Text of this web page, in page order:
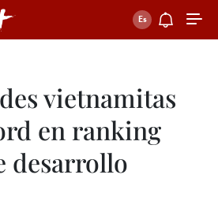
vietnamitas
en ranking
desarrollo